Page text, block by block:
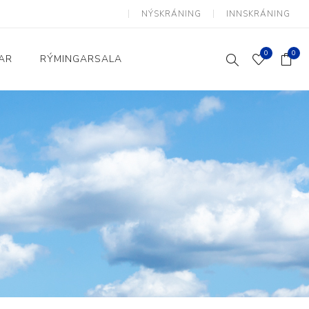
NÝSKRÁNING INNSKRÁNING
Heimili og skrifstofa
Baðherbergi
Eldhús
Lyftihægindastólar
Stólar og vinnuvernd
Athafnir daglegs lífs
RÝMINGARSALA 0 0